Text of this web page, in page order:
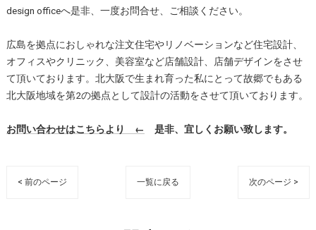
design officeへ是非、一度お問合せ、ご相談ください。
広島を拠点におしゃれな注文住宅やリノベーションなど住宅設計、
オフィスやクリニック、美容室など店舗設計、店舗デザインをさせ
て頂いております。北大阪で生まれ育った私にとって故郷でもある
北大阪地域を第2の拠点として設計の活動をさせて頂いております。
お問い合わせはこちらより ← 是非、宜しくお願い致します。
< 前のページ 一覧に戻る 次のページ >